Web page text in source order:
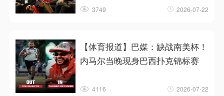
3749 2026-07-22
【体育报道】巴媒：缺战南美杯！
内马尔当晚现身巴西扑克锦标赛
4116 2026-07-22